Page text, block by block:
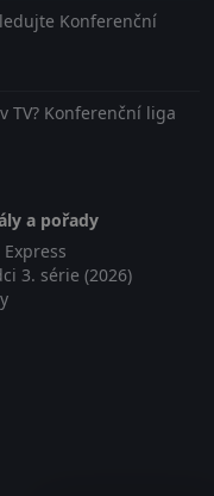
Konferenční
TV? Konferenční liga
a pořady
Express
3. série (2026)